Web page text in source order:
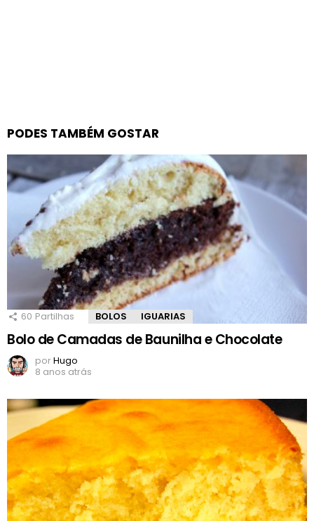
PODES TAMBÉM GOSTAR
60 Partilhas BOLOS IGUARIAS
Bolo de Camadas de Baunilha e Chocolate
porHugo
8 anos atrás